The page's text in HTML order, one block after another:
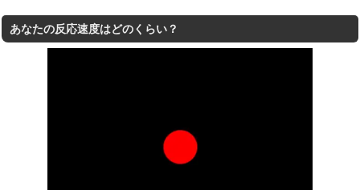
あなたの反応速度はどのくらい？